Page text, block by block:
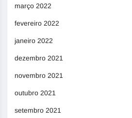
março 2022
fevereiro 2022
janeiro 2022
dezembro 2021
novembro 2021
outubro 2021
setembro 2021